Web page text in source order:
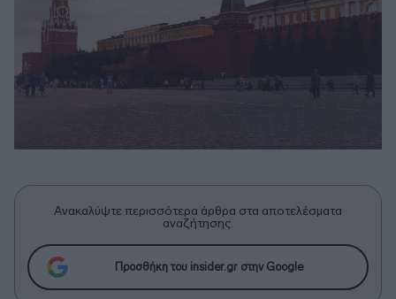
Ανακαλύψτε περισσότερα άρθρα στα αποτελέσματα
αναζήτησης.
Προσθήκη του insider.gr στην Google